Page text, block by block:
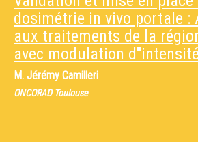
dosimétrie in vivo portale :
aux traitements de la
avec modulation
M. Jérémy Camilleri
ONCORAD Toulouse